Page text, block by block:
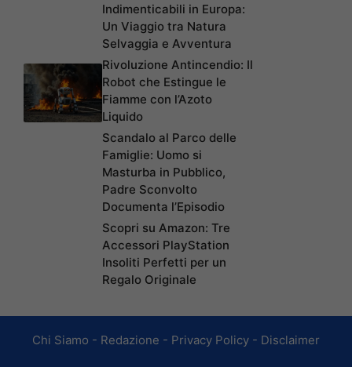
Indimenticabili in Europa:
Un Viaggio tra Natura
Selvaggia e Avventura
Rivoluzione Antincendio: Il
Robot che Estingue le
Fiamme con l’Azoto
Liquido
Scandalo al Parco delle
Famiglie: Uomo si
Masturba in Pubblico,
Padre Sconvolto
Documenta l’Episodio
Scopri su Amazon: Tre
Accessori PlayStation
Insoliti Perfetti per un
Regalo Originale
Chi Siamo - Redazione - Privacy Policy - Disclaimer